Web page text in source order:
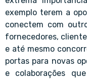
exemplo terem a
conectem com
fornecedores,
e até mesmo
portas para novas
e colaborações